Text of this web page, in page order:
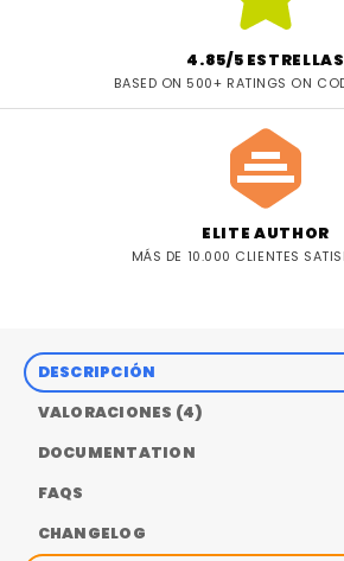
4.85/5 ESTRELLAS
BASED ON 500+ RATINGS ON
ELITE AUTHOR
MÁS DE 10.000 CLIENTES
DESCRIPCIÓN
VALORACIONES (4)
DOCUMENTATION
FAQS
CHANGELOG